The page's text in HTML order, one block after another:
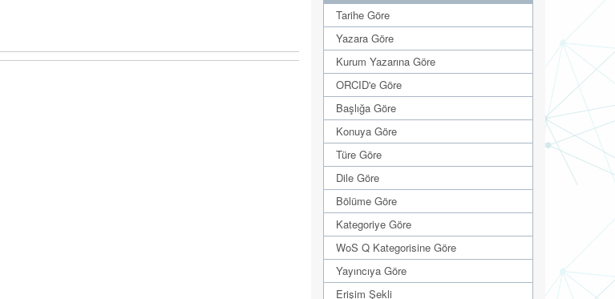
Tarihe Göre
Yazara Göre
Kurum Yazarına Göre
ORCID'e Göre
Başlığa Göre
Konuya Göre
Türe Göre
Dile Göre
Bölüme Göre
Kategoriye Göre
WoS Q Kategorisine Göre
Yayıncıya Göre
Erişim Şekli